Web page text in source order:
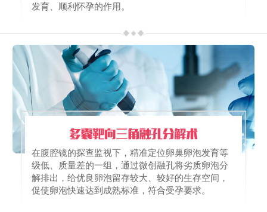
发育、顺利怀孕的作用。
在腹腔镜的探查监视下，精准定位卵巢卵泡发育等
级低、质量差的一组，通过微创融孔将劣质卵泡分
解排出，给优良卵泡留存较大、较好的生存空间，
促使卵泡快速达到成熟标准，符合受孕要求。